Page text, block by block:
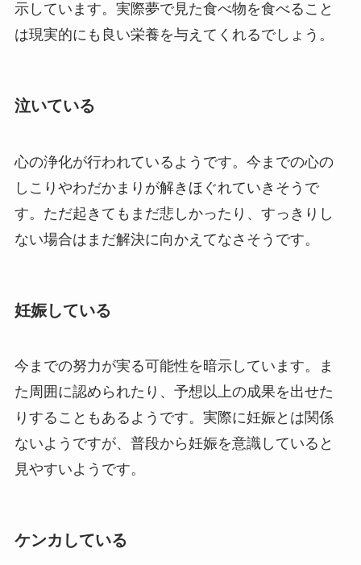
示しています。実際夢で見た食べ物を食べること
は現実的にも良い栄養を与えてくれるでしょう。
泣いている
心の浄化が行われているようです。今までの心の
しこりやわだかまりが解きほぐれていきそうで
す。ただ起きてもまだ悲しかったり、すっきりし
ない場合はまだ解決に向かえてなさそうです。
妊娠している
今までの努力が実る可能性を暗示しています。ま
た周囲に認められたり、予想以上の成果を出せた
りすることもあるようです。実際に妊娠とは関係
ないようですが、普段から妊娠を意識していると
見やすいようです。
ケンカしている